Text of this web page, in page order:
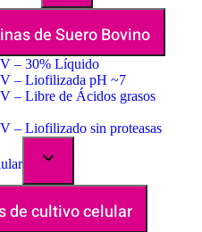
de Suero Bovino
– 30% Líquido
– Liofilizada pH ~7
– Libre de Ácidos grasos
– Liofilizado sin proteasas
de cultivo celular